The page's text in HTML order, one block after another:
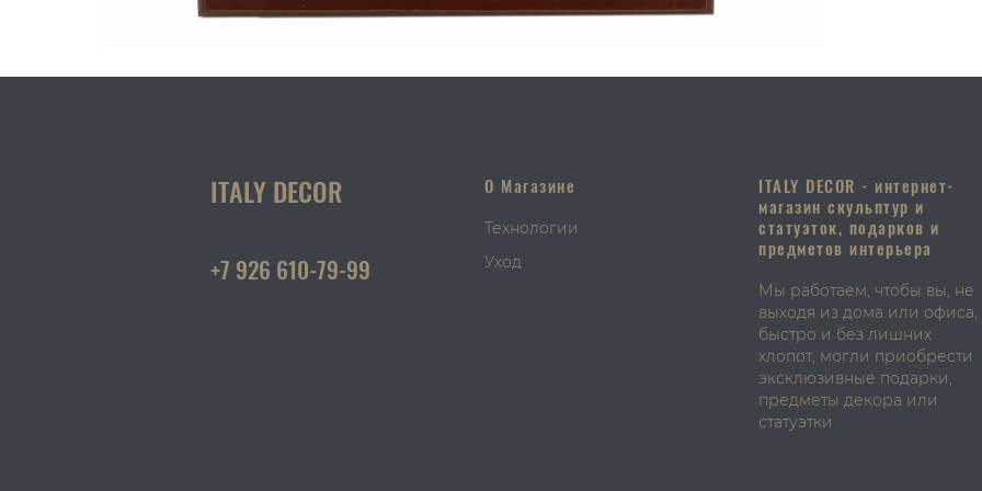
ITALY DECOR
+7 926 610-79-99
О Магазине
Технологии
Уход
ITALY DECOR - интернет-
магазин скульптур и
статуэток, подарков и
предметов интерьера
Мы работаем, чтобы вы, не
выходя из дома или офиса,
быстро и без лишних
хлопот, могли приобрести
эксклюзивные подарки,
предметы декора или
статуэтки